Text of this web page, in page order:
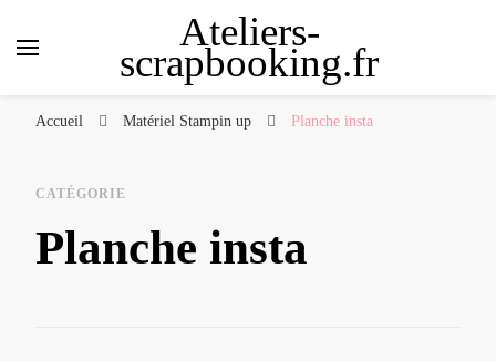
Ateliers-
scrapbooking.fr
Accueil Matériel Stampin up Planche insta
CATÉGORIE
Planche insta